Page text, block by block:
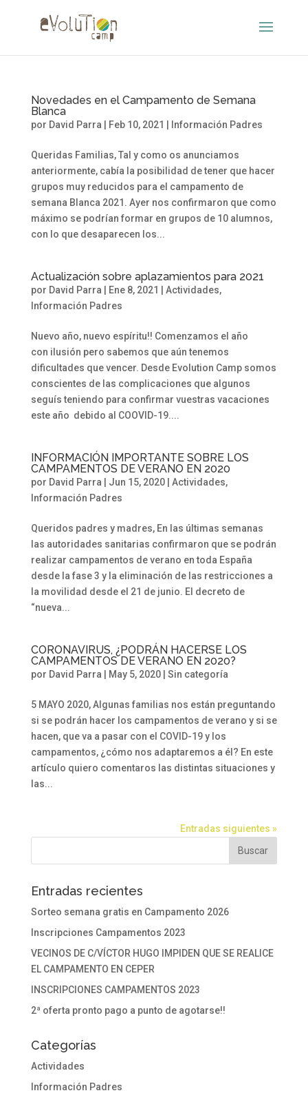
Novedades en el Campamento de Semana
Blanca
por David Parra Feb 10, 2021 Información Padres
Queridas Familias, Tal y como os anunciamos
anteriormente, cabía la posibilidad de tener que hacer
grupos muy reducidos para el campamento de
semana Blanca 2021. Ayer nos confirmaron que como
máximo se podrían formar en grupos de 10 alumnos,
con lo que desaparecen los...
Actualización sobre aplazamientos para 2021
por David Parra Ene 8, 2021 Actividades,
Información Padres
Nuevo año, nuevo espíritu!! Comenzamos el año
con ilusión pero sabemos que aún tenemos
dificultades que vencer. Desde Evolution Camp somos
conscientes de las complicaciones que algunos
seguís teniendo para confirmar vuestras vacaciones
este año debido al COOVID-19....
INFORMACIÓN IMPORTANTE SOBRE LOS
CAMPAMENTOS DE VERANO EN 2020
por David Parra Jun 15, 2020| Actividades,
Información Padres
Queridos padres y madres, En las últimas semanas
las autoridades sanitarias confirmaron que se podrán
realizar campamentos de verano en toda España
desde la fase 3 y la eliminación de las restricciones a
la movilidad desde el 21 de junio. El decreto de
“nueva...
CORONAVIRUS, ¿PODRÁN HACERSE LOS
CAMPAMENTOS DE VERANO EN 2020?
por David Parra May 5, 2020| Sin categoría
5 MAYO 2020, Algunas familias nos están preguntando
si se podrán hacer los campamentos de verano y si se
hacen, que va a pasar con el COVID-19 y los
campamentos, ¿cómo nos adaptaremos a él? En este
artículo quiero comentaros las distintas situaciones y
las...
Entradas siguientes »
Entradas recientes
Sorteo semana gratis en Campamento 2026
Inscripciones Campamentos 2023
VECINOS DE C/VÍCTOR HUGO IMPIDEN QUE SE REALICE
EL CAMPAMENTO EN CEPER
INSCRIPCIONES CAMPAMENTOS 2023
2ª oferta pronto pago a punto de agotarse!!
Categorías
Actividades
Información Padres